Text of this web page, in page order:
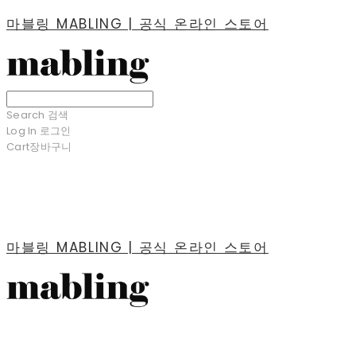
마블링 MABLING | 공식 온라인 스토어
Search 검색
Log In 로그인
Cart장바구니
마블링 MABLING | 공식 온라인 스토어